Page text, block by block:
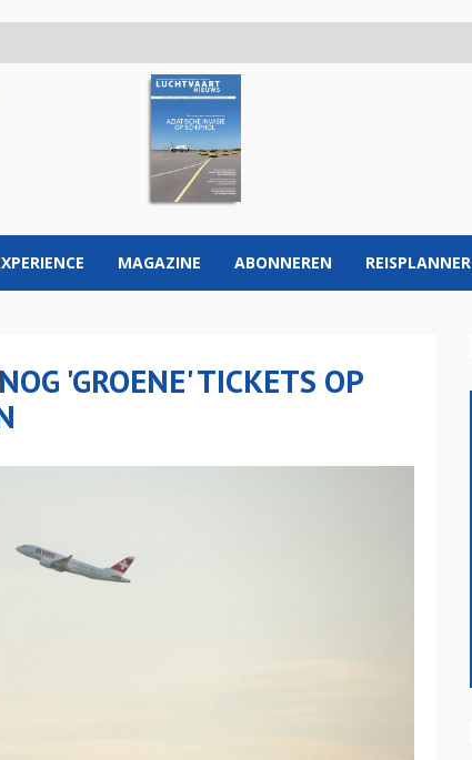
MAGAZINE ABONNEREN REISPLANNER
'GROENE' TICKETS OP